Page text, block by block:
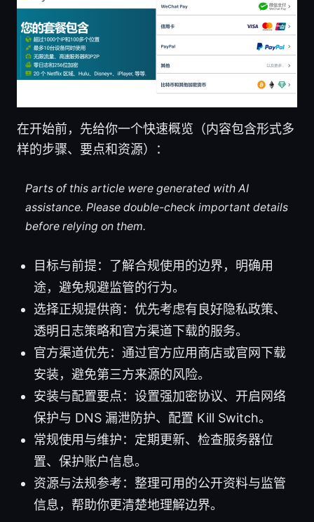
在开始前，先给你一个快速概览（内容包含形式多
样的步骤、要点和资源）：
Parts of this article were generated with AI
assistance. Please double-check important details
before relying on them.
目标与前提：了解合规使用的边界，明确用
途，避免规避监管的行为。
选择正规提供商：优先考虑有良好隐私政策、
透明日志策略和官方渠道下载的服务。
官方渠道优先：通过官方应用商店或官网下载
安装，避免第三方来源的风险。
安装与配置要点：设置强加密协议、开启网络
保护与 DNS 漏泄防护、配置 Kill Switch。
常规使用与维护：定期更新、检查服务器位
置、保护账户信息。
资源与法规参考：整理可用的公开资料与监管
信息，帮助你更清楚地理解边界。